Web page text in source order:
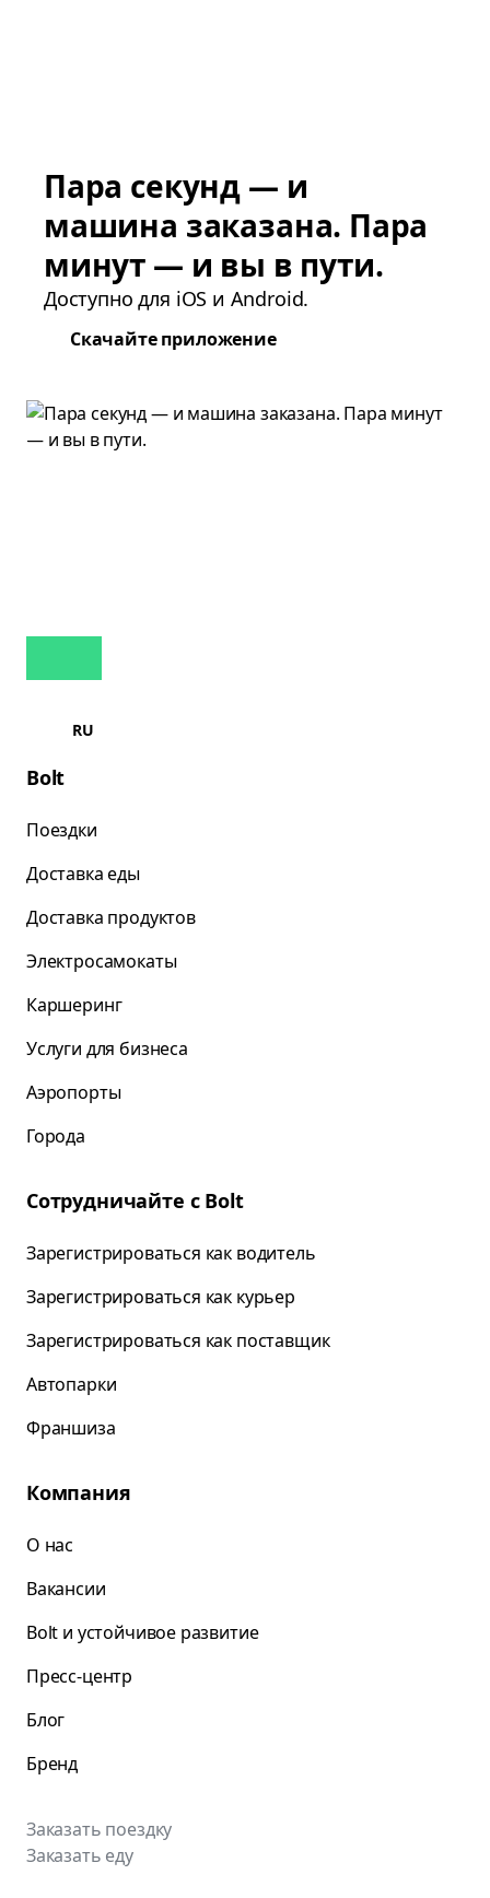
Пара секунд — и
машина заказана. Пара
минут — и вы в пути.
Доступно для iOS и Android.
Скачайте приложение
RU
Bolt
Поездки
Доставка еды
Доставка продуктов
Электросамокаты
Каршеринг
Услуги для бизнеса
Аэропорты
Города
Сотрудничайте с Bolt
Зарегистрироваться как водитель
Зарегистрироваться как курьер
Зарегистрироваться как поставщик
Автопарки
Франшиза
Компания
О нас
Вакансии
Bolt и устойчивое развитие
Пресс-центр
Блог
Бренд
Заказать поездку
Заказать еду